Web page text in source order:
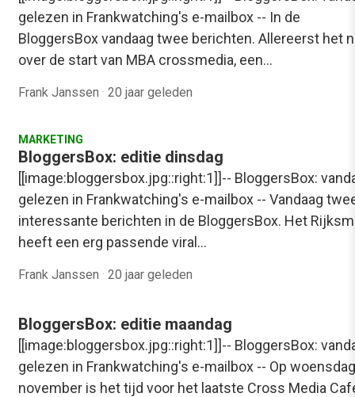
gelezen in Frankwatching's e-mailbox -- In de
BloggersBox vandaag twee berichten. Allereerst het
over de start van MBA crossmedia, een…
Frank Janssen · 20 jaar geleden
MARKETING
BloggersBox: editie dinsdag
[[image:bloggersbox.jpg::right:1]]-- BloggersBox:
gelezen in Frankwatching's e-mailbox -- Vandaag
interessante berichten in de BloggersBox. Het
heeft een erg passende viral…
Frank Janssen · 20 jaar geleden
BloggersBox: editie maandag
[[image:bloggersbox.jpg::right:1]]-- BloggersBox:
gelezen in Frankwatching's e-mailbox -- Op
november is het tijd voor het laatste Cross Media